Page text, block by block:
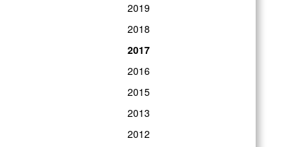
2019
2018
2017
2016
2015
2013
2012